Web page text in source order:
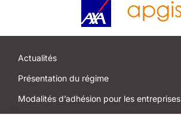
Actualités
Présentation du régime
Modalités d’adhésion pour les entreprises